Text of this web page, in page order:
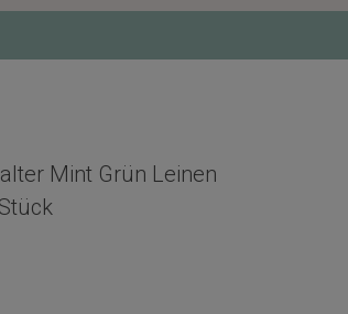
Mint Grün Leinen